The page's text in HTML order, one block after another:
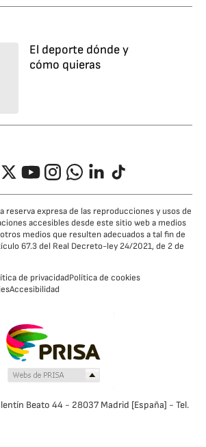
El deporte dónde y
cómo quieras
TwitterYouTubeInstagramWhatsappLinkedIn
TikTok
reserva expresa de las reproducciones y usos de
accesibles desde este sitio web a medios
medios que resulten adecuados a tal fin de
67.3 del Real Decreto-ley 24/2021, de 2 de
de privacidadPolítica de cookies
Accesibilidad
Beato 44 - 28037 Madrid [España] - Tel.